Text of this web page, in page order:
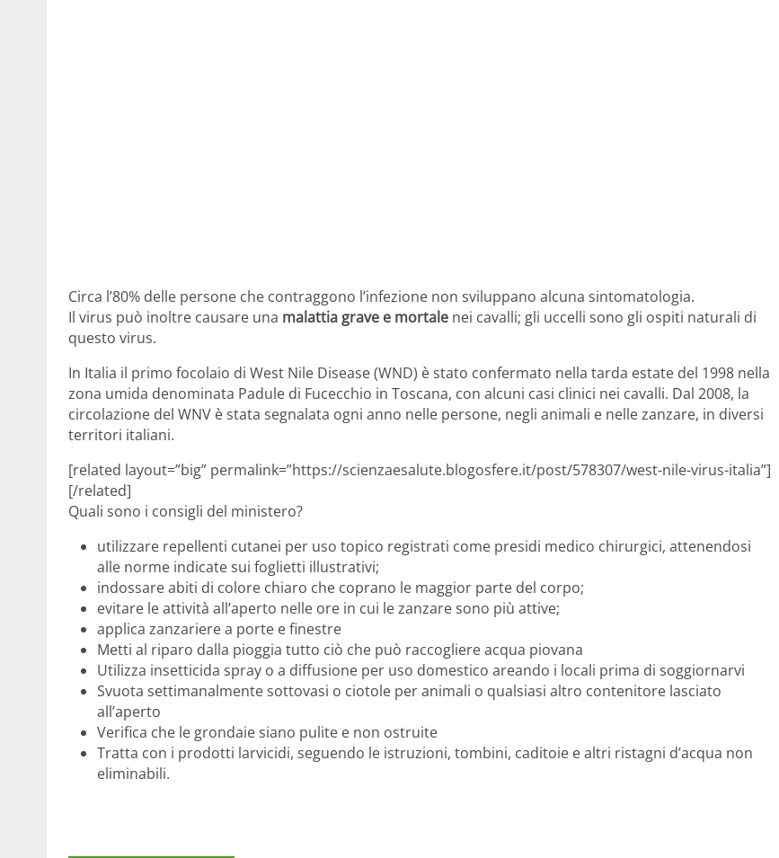
Circa l’80% delle persone che contraggono l’infezione non sviluppano alcuna sintomatologia.
Il virus può inoltre causare una malattia grave e mortale nei cavalli; gli uccelli sono gli ospiti naturali di
questo virus.
In Italia il primo focolaio di West Nile Disease (WND) è stato confermato nella tarda estate del 1998 nella
zona umida denominata Padule di Fucecchio in Toscana, con alcuni casi clinici nei cavalli. Dal 2008, la
circolazione del WNV è stata segnalata ogni anno nelle persone, negli animali e nelle zanzare, in diversi
territori italiani.
[related layout=”big” permalink=”https://scienzaesalute.blogosfere.it/post/578307/west-nile-virus-italia”]
[/related]
Quali sono i consigli del ministero?
utilizzare repellenti cutanei per uso topico registrati come presidi medico chirurgici, attenendosi
alle norme indicate sui foglietti illustrativi;
indossare abiti di colore chiaro che coprano le maggior parte del corpo;
evitare le attività all’aperto nelle ore in cui le zanzare sono più attive;
applica zanzariere a porte e finestre
Metti al riparo dalla pioggia tutto ciò che può raccogliere acqua piovana
Utilizza insetticida spray o a diffusione per uso domestico areando i locali prima di soggiornarvi
Svuota settimanalmente sottovasi o ciotole per animali o qualsiasi altro contenitore lasciato
all’aperto
Verifica che le grondaie siano pulite e non ostruite
Tratta con i prodotti larvicidi, seguendo le istruzioni, tombini, caditoie e altri ristagni d’acqua non
eliminabili.